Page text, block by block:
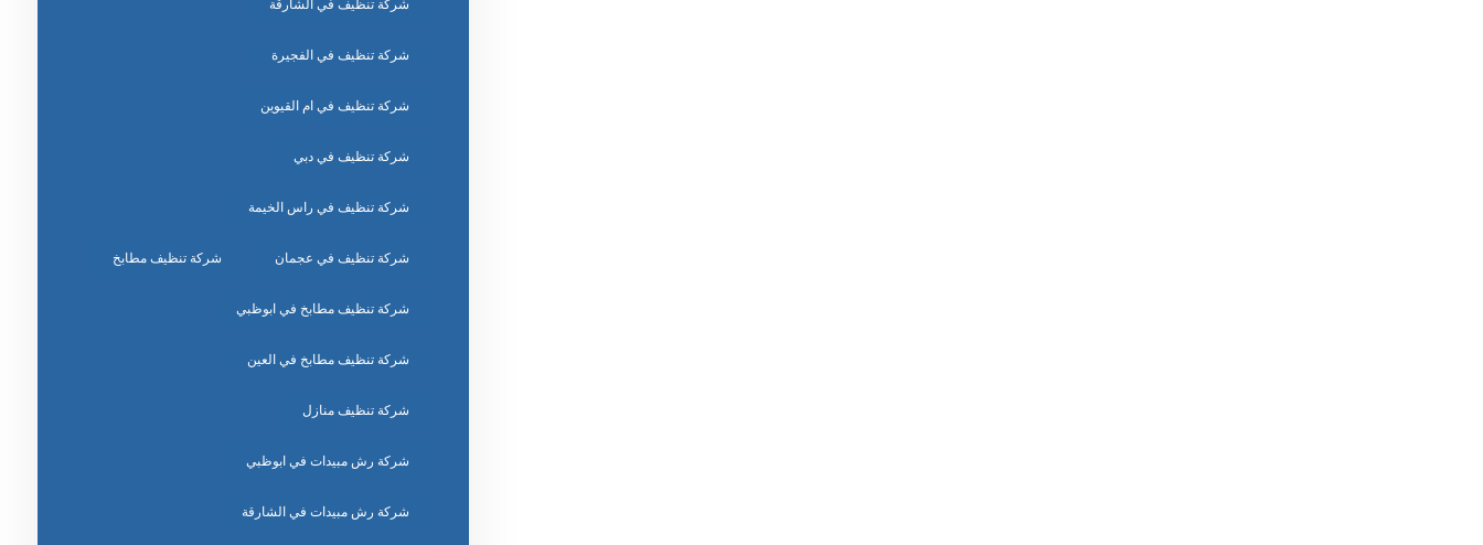
شركة تنظيف في الشارقة
شركة تنظيف في الفجيرة
شركة تنظيف في ام القيوين
شركة تنظيف في دبي
شركة تنظيف في راس الخيمة
شركة تنظيف في عجمان شركة تنظيف مطابخ
شركة تنظيف مطابخ في ابوظبي
شركة تنظيف مطابخ في العين
شركة تنظيف منازل
شركة رش مبيدات في ابوظبي
شركة رش مبيدات في الشارقة